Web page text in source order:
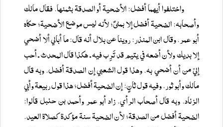
واختلفوا أيهما أفضل: الأضحية أو الصدقة بثمنها. فقال مالك
وأصحابه: الضحية أفضل إلا بمنىً؛ لأنه ليس موضع الأضحية؛ حكاه
أبو عمر. وقال ابن المنذر: روينا عن بلال أنه قال: ما أبالي ألا أضحي
إلا بديك ولأن أضعه في يتيم قد تَرِب فيه ـ هكذا قال المحدث ـ أحب
إليّ من أن أضحي به. وهذا قول الشعبي إن الصدقة أفضل. وبه قال
مالك وأبو ثور. وفيه قول ثانٍ: إن الضحية أفضل؛ هذا قول ربيعة وأبي
الزناد. وبه قال أصحاب الرأي. زاد أبو عمر وأحمد بن حنبل قالوا:
الضحية أفضل من الصدقة؛ لأن الضحية سنة مؤكدة كصلاة العيد.